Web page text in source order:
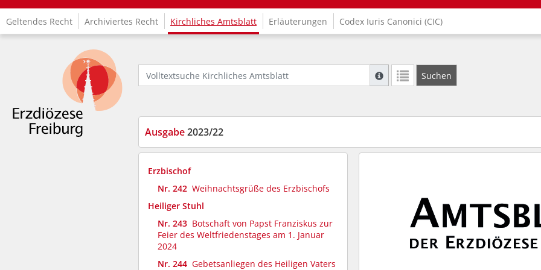
Logo Fachinformationssystem Kirchenrecht
Geltendes Recht Archiviertes Recht Kirchliches Amtsblatt Erläuterungen Codex Iuris Canonici (CIC)
Volltextsuche Kirchliches Amtsblatt
Suche mit Platzhalter "*", Bsp. Pfarrer*,
Suchen
Ausgabe2023/22
Erzbischof
Nr. 242 Weihnachtsgrüße des Erzbischofs
Heiliger Stuhl
Nr. 243 Botschaft von Papst Franziskus zur
Feier des Weltfriedenstages am 1. Januar
2024
Nr. 244 Gebetsanliegen des Heiligen Vaters